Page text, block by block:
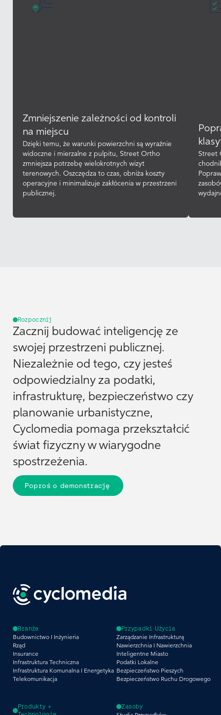
Zmniejszenie zależności od kontroli
na miejscu
Dzięki temu, że warunki powierzchni są wyraźnie
widoczne i mierzalne z pulpitu, Street Ortho
zmniejsza potrzebę wielokrotnych wizyt
terenowych. Oszczędza to czas, obniża koszty
operacyjne i minimalizuje zakłócenia w przestrzeni
publicznej.
Street
Rozpocznij
Zacznij budować inteligencję ze
swojej przestrzeni publicznej.
Niezależnie od tego, czy jesteś
odpowiedzialny za podatki,
infrastrukturę, bezpieczeństwo czy
planowanie urbanistyczne,
Cyclomedia pomaga przekształcić
świat fizyczny w wiarygodne
spostrzeżenia.
Poproś o demonstrację
Branże
Budownictwo I Inżynieria
Rząd
Insurance
Infrastruktura Techniczna
Infrastruktura Komunalna I Energetyka
Telekomunikacja
Przypadki Użycia
Zarządzanie Infrastrukturą
Nawierzchnia I Nawierzchnia
Inteligentne Miasto
Podatki Lokalne
Bezpieczeństwo Pieszych
Bezpieczeństwo Ruchu Drogowego
Produkty +
Zasoby